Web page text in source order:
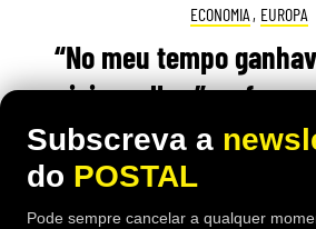
ECONOMIA , EUROPA
“No meu tempo
vivia melhor”:
antigo salário com
16:10 5 Agosto, 2026 |Luís
Subscreva a
do POSTAL
Pode sempre cancelar a qualquer